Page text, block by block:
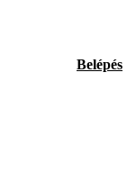
Belépés